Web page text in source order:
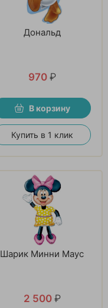
Дональд
970 ₽
В корзину
Купить в 1 клик
Шарик Минни Маус
2 500 ₽